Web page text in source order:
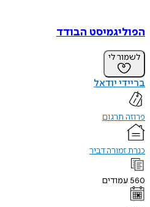
הפוליגמיסט הבודד
לשמור לי
בריידי יודאל
פרוזה תרגום
כנרת זמורה דביר
560 עמודים